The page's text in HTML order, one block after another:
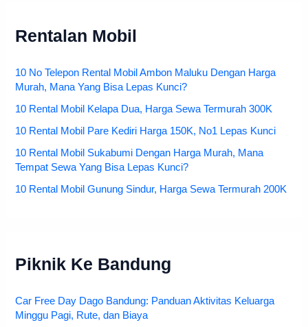
Rentalan Mobil
10 No Telepon Rental Mobil Ambon Maluku Dengan Harga
Murah, Mana Yang Bisa Lepas Kunci?
10 Rental Mobil Kelapa Dua, Harga Sewa Termurah 300K
10 Rental Mobil Pare Kediri Harga 150K, No1 Lepas Kunci
10 Rental Mobil Sukabumi Dengan Harga Murah, Mana
Tempat Sewa Yang Bisa Lepas Kunci?
10 Rental Mobil Gunung Sindur, Harga Sewa Termurah 200K
Piknik Ke Bandung
Car Free Day Dago Bandung: Panduan Aktivitas Keluarga
Minggu Pagi, Rute, dan Biaya